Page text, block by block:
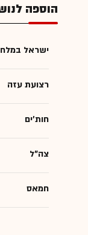
הוספה
ישראל
רצועת עזה
חות'ים
צה"ל
חמאס